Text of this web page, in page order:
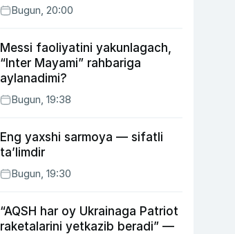
Bugun, 20:00
Messi faoliyatini yakunlagach,
“Inter Mayami” rahbariga
aylanadimi?
Bugun, 19:38
Eng yaxshi sarmoya — sifatli
ta’limdir
Bugun, 19:30
“AQSH har oy Ukrainaga Patriot
raketalarini yetkazib beradi” —